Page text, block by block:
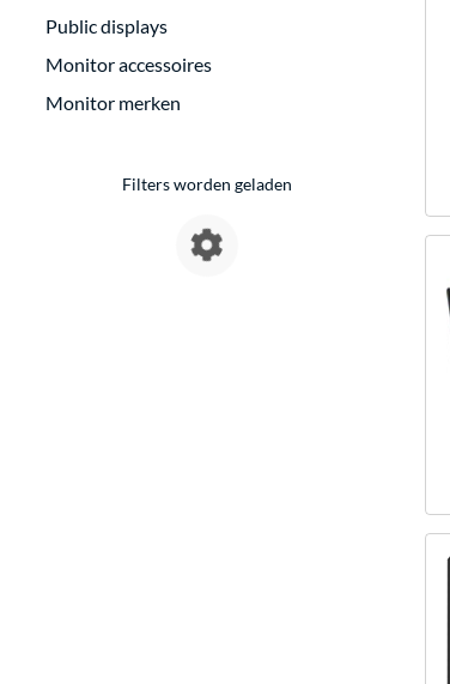
Public displays
Monitor accessoires
Monitor merken
Filters worden geladen